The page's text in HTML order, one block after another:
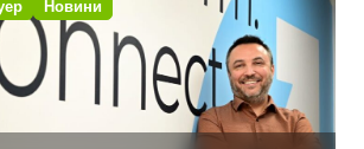
Новини